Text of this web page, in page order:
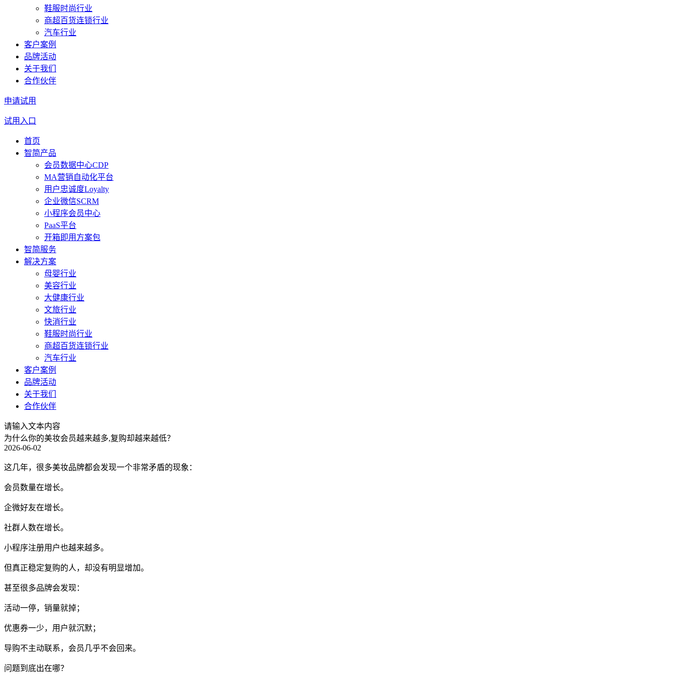
鞋服时尚行业
商超百货连锁行业
汽车行业
客户案例
品牌活动
关于我们
合作伙伴
申请试用
试用入口
首页
智简产品
会员数据中心CDP
MA营销自动化平台
用户忠诚度Loyalty
企业微信SCRM
小程序会员中心
PaaS平台
开箱即用方案包
智简服务
解决方案
母婴行业
美容行业
大健康行业
文旅行业
快消行业
鞋服时尚行业
商超百货连锁行业
汽车行业
客户案例
品牌活动
关于我们
合作伙伴
请输入文本内容
为什么你的美妆会员越来越多,复购却越来越低？
2026-06-02
这几年，很多美妆品牌都会发现一个非常矛盾的现象：
会员数量在增长。
企微好友在增长。
社群人数在增长。
小程序注册用户也越来越多。
但真正稳定复购的人，却没有明显增加。
甚至很多品牌会发现：
活动一停，销量就掉；
优惠券一少，用户就沉默；
导购不主动联系，会员几乎不会回来。
问题到底出在哪？